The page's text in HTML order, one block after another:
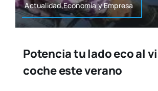
Actualidad,Economía y Empre­sa
Potencia tu lado eco al
coche este verano